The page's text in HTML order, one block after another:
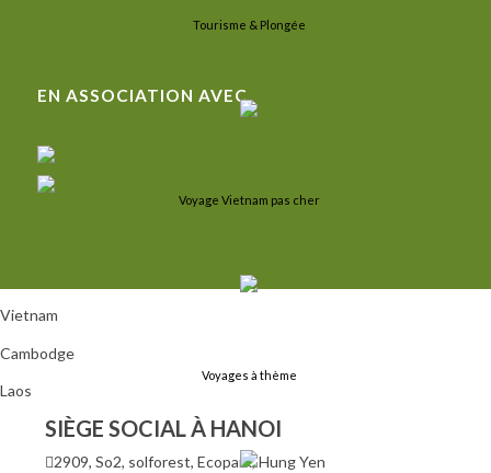
Tourisme & Plongée
Voyage Vietnam pas cher
Voyages à thème
EN ASSOCIATION AVEC
Vietnam
Cambodge
Laos
SIÈGE SOCIAL À HANOI
2909, So2, solforest, Ecopark, Hung Yen